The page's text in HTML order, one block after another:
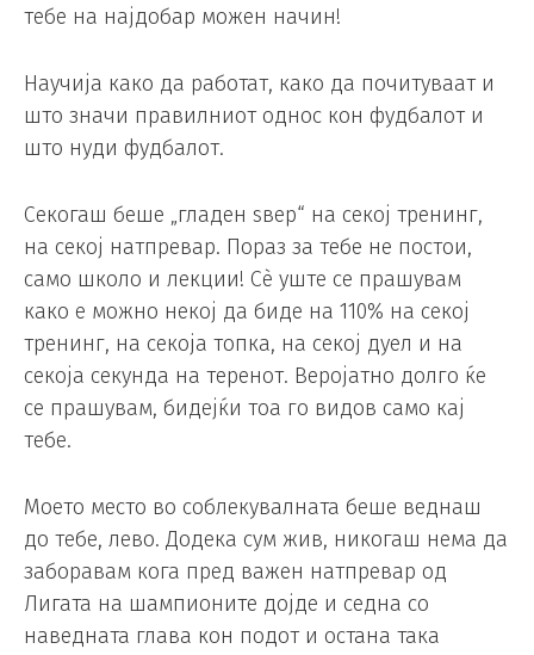
тебе на најдобар можен начин!
Научија како да работат, како да почитуваат и
што значи правилниот однос кон фудбалот и
што нуди фудбалот.
Секогаш беше „гладен ѕвер“ на секој тренинг,
на секој натпревар. Пораз за тебе не постои,
само школо и лекции! Сè уште се прашувам
како е можно некој да биде на 110% на секој
тренинг, на секоја топка, на секој дуел и на
секоја секунда на теренот. Веројатно долго ќе
се прашувам, бидејќи тоа го видов само кај
тебе.
Моето место во соблекувалната беше веднаш
до тебе, лево. Додека сум жив, никогаш нема да
заборавам кога пред важен натпревар од
Лигата на шампионите дојде и седна со
наведната глава кон подот и остана така